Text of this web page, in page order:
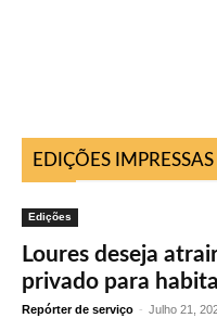
EDIÇÕES IMPRESSAS
Edições
Loures deseja
privado para
Repórter de serviço - Julho 21,